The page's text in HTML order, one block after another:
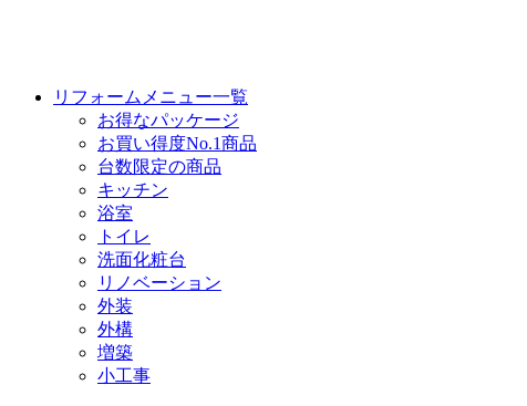
リフォームメニュー一覧
お得なパッケージ
お買い得度No.1商品
台数限定の商品
キッチン
浴室
トイレ
洗面化粧台
リノベーション
外装
外構
増築
小工事